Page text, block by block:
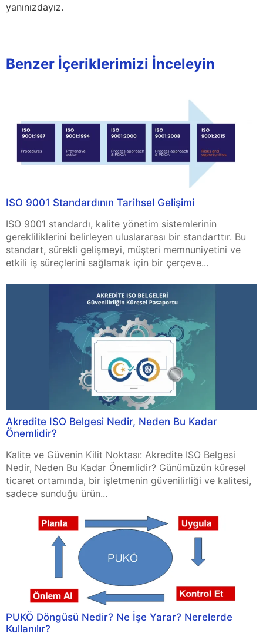
yanınızdayız.
Benzer İçeriklerimizi İnceleyin
ISO 9001 Standardının Tarihsel Gelişimi
ISO 9001 standardı, kalite yönetim sistemlerinin
gerekliliklerini belirleyen uluslararası bir standarttır. Bu
standart, sürekli gelişmeyi, müşteri memnuniyetini ve
etkili iş süreçlerini sağlamak için bir çerçeve...
Akredite ISO Belgesi Nedir, Neden Bu Kadar
Önemlidir?
Kalite ve Güvenin Kilit Noktası: Akredite ISO Belgesi
Nedir, Neden Bu Kadar Önemlidir? Günümüzün küresel
ticaret ortamında, bir işletmenin güvenilirliği ve kalitesi,
sadece sunduğu ürün...
PUKÖ Döngüsü Nedir? Ne İşe Yarar? Nerelerde
Kullanılır?